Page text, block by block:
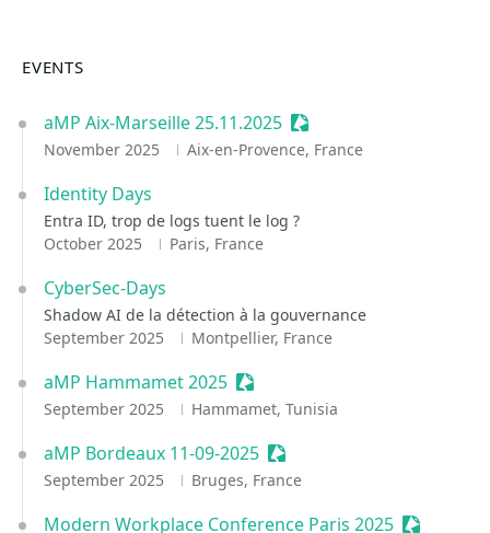
EVENTS
aMP Aix-Marseille 25.11.2025 Sessionize Event
November 2025 Aix-en-Provence, France
Identity Days
Entra ID, trop de logs tuent le log ?
October 2025
Paris, France
CyberSec-Days
Shadow AI de la détection à la gouvernance
September 2025
Montpellier, France
aMP Hammamet 2025 Sessionize Event
September 2025 Hammamet, Tunisia
aMP Bordeaux 11-09-2025 Sessionize Event
September 2025 Bruges, France
Modern Workplace Conference Paris 2025